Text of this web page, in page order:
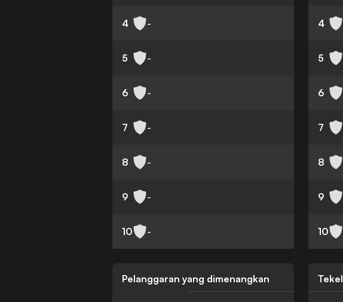
4 -
5 -
6 -
7 -
8 -
9 -
10 -
4
5
6
7
8
9
10
Pelanggaran yang dimenangkan Tekel